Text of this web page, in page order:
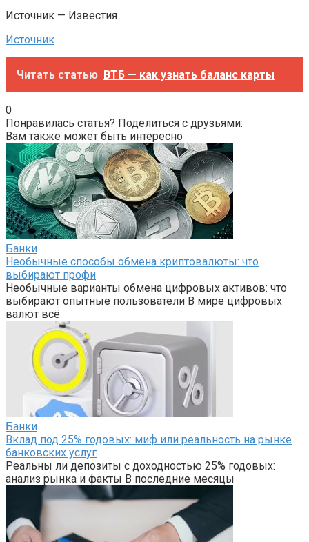
Источник — Известия
Источник
Читать статью ВТБ — как узнать баланс карты
0
Понравилась статья? Поделиться с друзьями:
Вам также может быть интересно
Банки
Необычные способы обмена криптовалюты: что
выбирают профи
Необычные варианты обмена цифровых активов: что
выбирают опытные пользователи В мире цифровых
валют всё
Банки
Вклад под 25% годовых: миф или реальность на рынке
банковских услуг
Реальны ли депозиты с доходностью 25% годовых:
анализ рынка и факты В последние месяцы